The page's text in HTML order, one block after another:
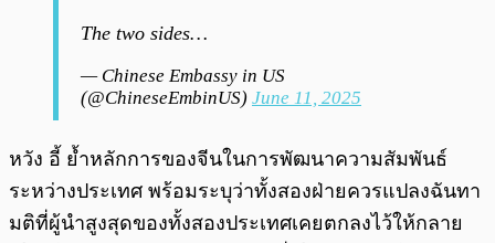
The two sides…
— Chinese Embassy in US
(@ChineseEmbinUS) June 11, 2025
หวัง อี้ ย้ำหลักการของจีนในการพัฒนาความสัมพันธ์
ระหว่างประเทศ พร้อมระบุว่าทั้งสองฝ่ายควรแปลงฉันทา
มติที่ผู้นำสูงสุดของทั้งสองประเทศเคยตกลงไว้ให้กลาย